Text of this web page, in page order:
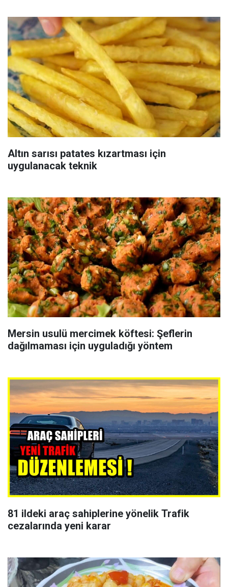
Altın sarısı patates kızartması için
uygulanacak teknik
Mersin usulü mercimek köftesi: Şeflerin
dağılmaması için uyguladığı yöntem
81 ildeki araç sahiplerine yönelik Trafik
cezalarında yeni karar